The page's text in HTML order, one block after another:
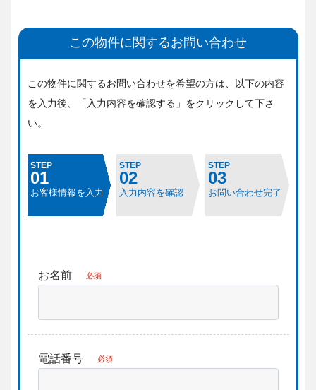
この物件に関するお問い合わせ
この物件に関するお問い合わせを希望の方は、 以下の内容
を入力後、「入力内容を確認する」をクリックして下さ
い。
STEP
01
お客様情報を入力
STEP
02
入力内容を確認
STEP
03
お問い合わせ完了
お名前 必須
電話番号 必須